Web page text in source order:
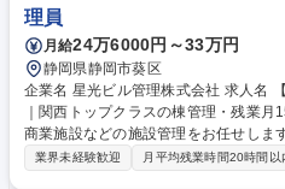
理員
月給24万6000円～33万円
静岡県静岡市葵区
企業名 星光ビル管理株式会社 求人名 【静岡・沼津/ビル管理】経験者歓迎
｜関西トップクラスの棟管理・残業月15h程度 仕事の内容 オ
商業施設などの施設管理をお任せしま
境維持に努めていただきます。充実し
業界未経験歓迎 月平均残業時間20時間以